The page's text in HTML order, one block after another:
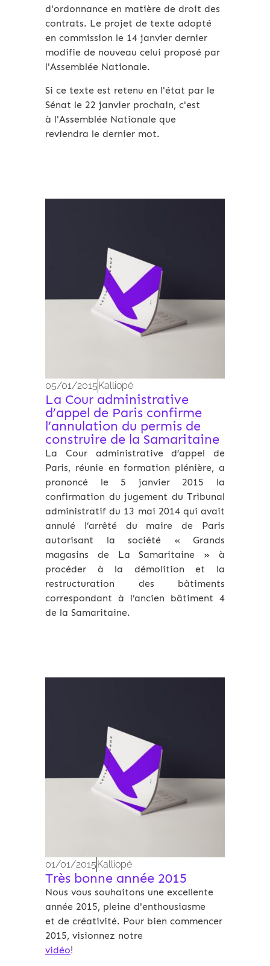
d'ordonnance en matière de droit des
contrats. Le projet de texte adopté
en commission le 14 janvier dernier
modifie de nouveau celui proposé par
l'Assemblée Nationale.
Si ce texte est retenu en l'état par le
Sénat le 22 janvier prochain, c'est
à l'Assemblée Nationale que
reviendra le dernier mot.
05/01/2015Kalliopé
La Cour administrative
d’appel de Paris confirme
l’annulation du permis de
construire de la Samaritaine
La Cour administrative d’appel de
Paris, réunie en formation plénière, a
prononcé le 5 janvier 2015 la
confirmation du jugement du Tribunal
administratif du 13 mai 2014 qui avait
annulé l’arrêté du maire de Paris
autorisant la société « Grands
magasins de La Samaritaine » à
procéder à la démolition et la
restructuration des bâtiments
correspondant à l’ancien bâtiment 4
de la Samaritaine.
01/01/2015Kalliopé
Très bonne année 2015
Nous vous souhaitons une excellente
année 2015, pleine d'enthousiasme
et de créativité. Pour bien commencer
2015, visionnez notre
vidéo!